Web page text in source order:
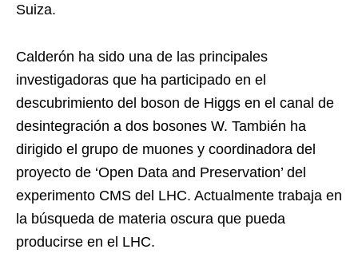
Suiza.
Calderón ha sido una de las principales
investigadoras que ha participado en el
descubrimiento del boson de Higgs en el canal de
desintegración a dos bosones W. También ha
dirigido el grupo de muones y coordinadora del
proyecto de ‘Open Data and Preservation’ del
experimento CMS del LHC. Actualmente trabaja en
la búsqueda de materia oscura que pueda
producirse en el LHC.